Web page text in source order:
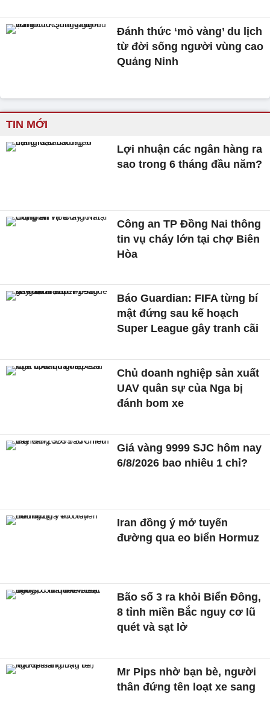
Đánh thức ‘mỏ vàng’ du lịch
từ đời sống người vùng cao
Quảng Ninh
TIN MỚI
Lợi nhuận các ngân hàng ra
sao trong 6 tháng đầu năm?
Công an TP Đồng Nai thông
tin vụ cháy lớn tại chợ Biên
Hòa
Báo Guardian: FIFA từng bí
mật đứng sau kế hoạch
Super League gây tranh cãi
Chủ doanh nghiệp sản xuất
UAV quân sự của Nga bị
đánh bom xe
Giá vàng 9999 SJC hôm nay
6/8/2026 bao nhiêu 1 chỉ?
Iran đồng ý mở tuyến
đường qua eo biển Hormuz
Bão số 3 ra khỏi Biển Đông,
8 tỉnh miền Bắc nguy cơ lũ
quét và sạt lở
Mr Pips nhờ bạn bè, người
thân đứng tên loạt xe sang